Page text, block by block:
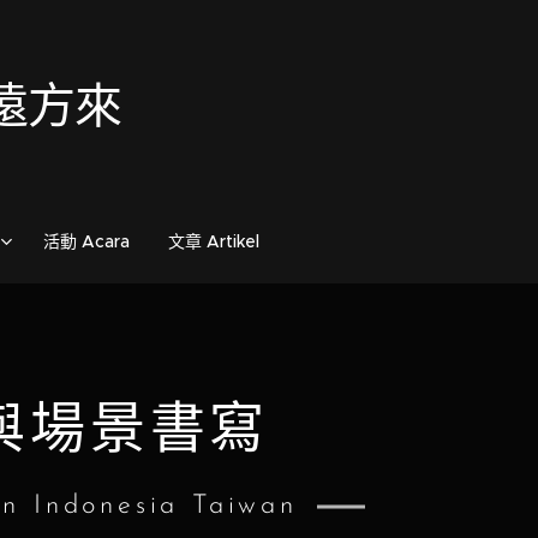
方來
活動 Acara 文章 Artikel
場景書寫
Indonesia Taiwan